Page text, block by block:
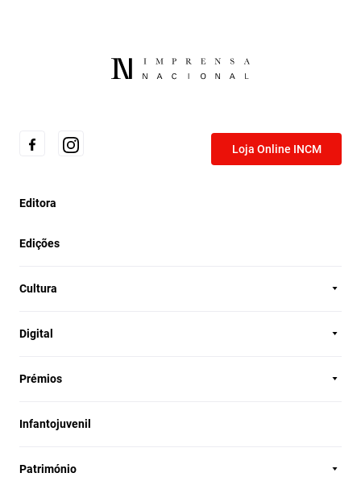
Loja Online INCM
Editora
Edições
Cultura
Digital
Prémios
Infantojuvenil
Património